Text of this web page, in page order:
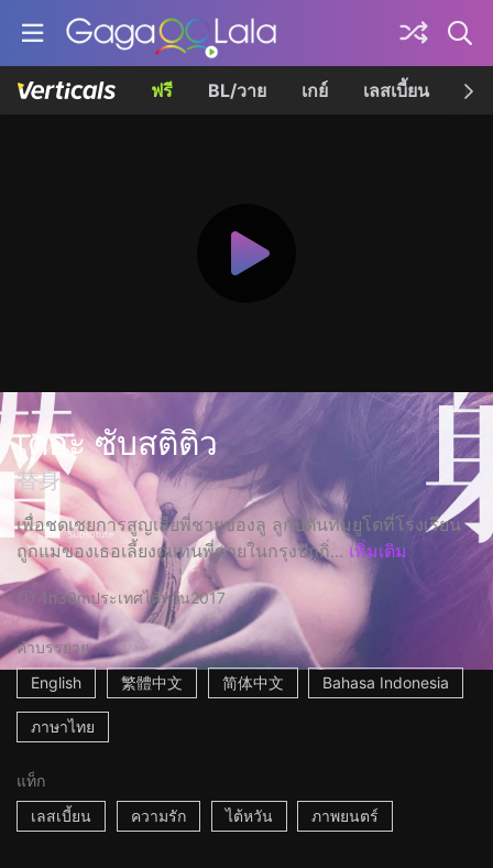
ฟรี BL/วาย เกย์ เลสเบี้ยน เค
เดอะ ซับสติติว
替身
เพื่อชดเชยการสูญเสียพี่ชายของลู ลูกัปตันทีมยูโดที่โรงเรียน
ถูกแม่ของเธอเลี้ยงดูแทนพี่ชายในกรุงปักกิ่... เพิ่มเติม
1h30mประเทศไต้หวัน2017
คำบรรยาย
English
繁體中文 简体中文 Bahasa Indonesia
ภาษาไทย
แท็ก
เลสเบี้ยน
ความรัก ไต้หวัน ภาพยนตร์